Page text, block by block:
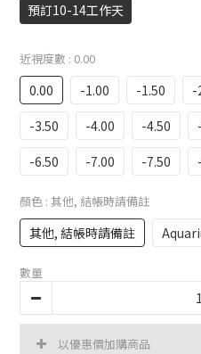
預訂10-14工作天
近視度數 : 0.00
0.00 -1.00 -1.50 -
-3.50
-4.00 -4.50
-6.50
-7.00 -7.50
顏色 : 其他, 結帳時請備註
其他, 結帳時請備註
數量
以優惠價加購商品